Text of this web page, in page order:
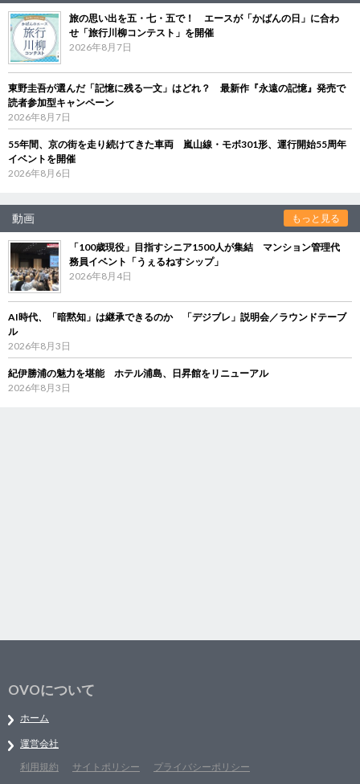
旅の思い出を五・七・五で！ エースが「かばんの日」に合わ
せ「旅行川柳コンテスト」を開催
2026年8月7日
東野圭吾が選んだ「記憶に残る一文」はどれ？ 最新作『永遠の記憶』発売で
読者参加型キャンペーン
2026年8月7日
55年間、京の街を走り続けてきた車両 嵐山線・モボ301形、運行開始55周年
イベントを開催
2026年8月6日
動画 もっと見る
「100歳現役」目指すシニア1500人が集結 マンション管理代
務員イベント「うぇるねすシップ」
2026年8月4日
AI時代、「暗黙知」は継承できるのか 「デジブレ」説明会／ラウンドテーブ
ル
2026年8月3日
紀伊勝浦の魅力を堪能 ホテル浦島、日昇館をリニューアル
2026年8月3日
OVOについて
ホーム
運営会社
利用規約
サイトポリシー プライバシーポリシー